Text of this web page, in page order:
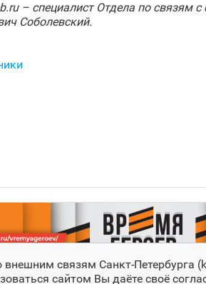
ru – специалист Отдела по связям
Соболевский.
связям Санкт‑Петербурга
сайтом Вы даёте своё